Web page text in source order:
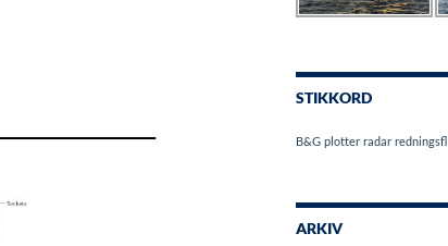
STIKKORD
B&G plotter radar
ARKIV